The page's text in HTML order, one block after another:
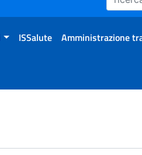
ISSalute Amministrazione